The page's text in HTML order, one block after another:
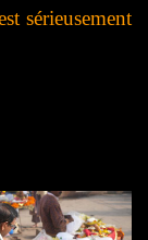
sérieusement